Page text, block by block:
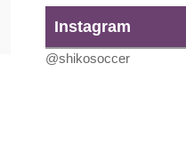
Instagram
@shikosoccer